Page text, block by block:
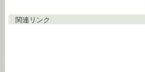
関連リンク